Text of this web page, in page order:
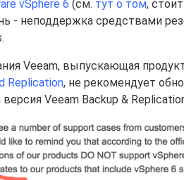
vSphere 6 (см. тут о том,
- неподдержка средствами
Veeam, выпускающая
Replication, не рекомендует
Veeam Backup &